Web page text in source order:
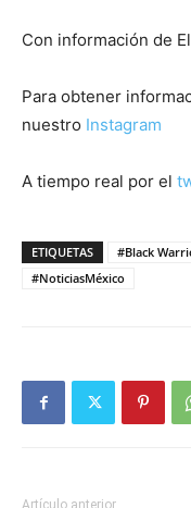
Con información de
Para obtener
nuestro Instagram
A tiempo real por el
ETIQUETAS #Black
#NoticiasMéxico
Artículo anterior